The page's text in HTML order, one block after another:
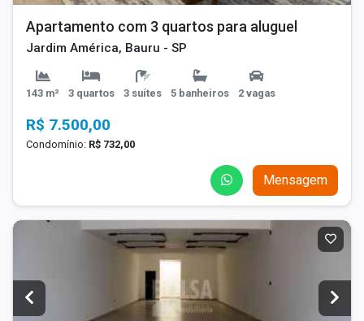
Apartamento com 3 quartos para aluguel
Jardim América, Bauru - SP
143 m² 3 quartos 3 suítes 5 banheiros 2 vagas
R$ 7.500,00
Condomínio: R$ 732,00
Mensagem